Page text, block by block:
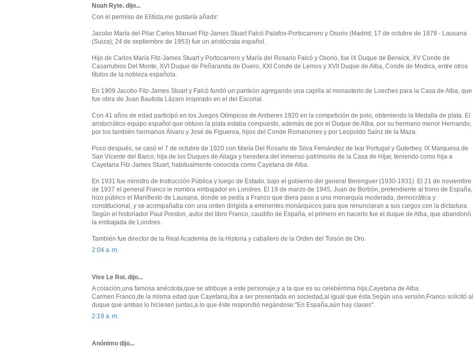
Noah Ryte. dijo...
Con el permiso de Elitísta,me gustaría añadir:
Jacobo María del Pilar Carlos Manuel Fitz-James Stuart Falcó Palafox-Portocarrero y Osorio (Madrid; 17 de octubre de 1878 - Lausana
(Suiza); 24 de septiembre de 1953) fue un aristócrata español.
Hijo de Carlos María Fitz-James Stuart y Portocarrero y María del Rosario Falcó y Osorio, fue IX Duque de Berwick, XV Conde de
Casarrubios Del Monte, XVI Duque de Peñaranda de Duero, XXI Conde de Lemos y XVII Duque de Alba, Conde de Modica, entre otros
títulos de la nobleza española.
En 1909 Jacobo Fitz-James Stuart y Falcó fundó un panteón agregando una capilla al monasterio de Loeches para la Casa de Alba, que
fue obra de Juan Bautista Lázaro inspirado en el del Escorial.
Con 41 años de edad participó en los Juegos Olímpicos de Amberes 1920 en la competición de polo, obteniendo la Medalla de plata. El
aristocrático equipo español que obtuvo la plata estaba compuesto, además de por el Duque de Alba, por su hermano menor Hernando,
por los también hermanos Álvaro y José de Figueroa, hijos del Conde Romanones y por Leopoldo Saínz de la Maza.
Poco después, se casó el 7 de octubre de 1920 con María Del Rosario de Silva Fernández de Ixar Portugal y Guterbey, IX Marquesa de
San Vicente del Barco, hija de los Duques de Aliaga y heredera del inmenso patrimonio de la Casa de Híjar, teniendo como hija a
Cayetana Fitz-James Stuart, habitualmente conocida como Cayetana de Alba.
En 1931 fue ministro de Instrucción Pública y luego de Estado, bajo el gobierno del general Berenguer (1930-1931). El 21 de noviembre
de 1937 el general Franco le nombra embajador en Londres. El 19 de marzo de 1945, Juan de Borbón, pretendiente al trono de España,
hizo público el Manifiesto de Lausana, donde se pedía a Franco que diera paso a una monarquía moderada, democrática y
constitucional, y se acompañaba con una orden dirigida a eminentes monárquicos para que renunciaran a sus cargos con la dictadura.
Según el historiador Paul Preston, autor del libro Franco, caudillo de España, el primero en hacerlo fue el duque de Alba, que abandonó
la embajada de Londres.
También fue director de la Real Academia de la Historia y caballero de la Orden del Toisón de Oro.
2:04 a. m.
Vive Le Roi. dijo...
A colación,una famosa anécdota,que se atribuye a este personaje,y a la que es su celebérrima hija,Cayetana de Alba.
Carmen Franco,de la misma edad que Cayetana,iba a ser presentada en sociedad,al igual que ésta.Según una versión,Franco solicitó al
duque que ambas lo hiciesen juntas,a lo que éste respondió negándose:"En España,aún hay clases".
2:19 a. m.
Anónimo dijo...